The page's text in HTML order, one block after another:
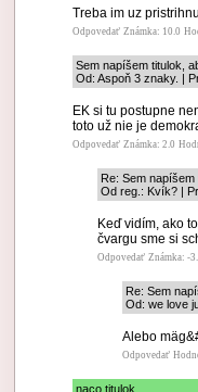
Treba im uz
Odpovedať Známka: 10.0
Sem napíšem titulok,
Od: Aspoň 3 znaky. |
EK si tu postupne
toto už nie je
Odpovedať Známka: 2.0
Re: Sem napíšem
Od reg.: Kvík? |
Keď vidím, ako
čvargu sme si
Odpovedať Známka: -
Re: Sem
Od: we love
Alebo
Odpovedať
naco titulok